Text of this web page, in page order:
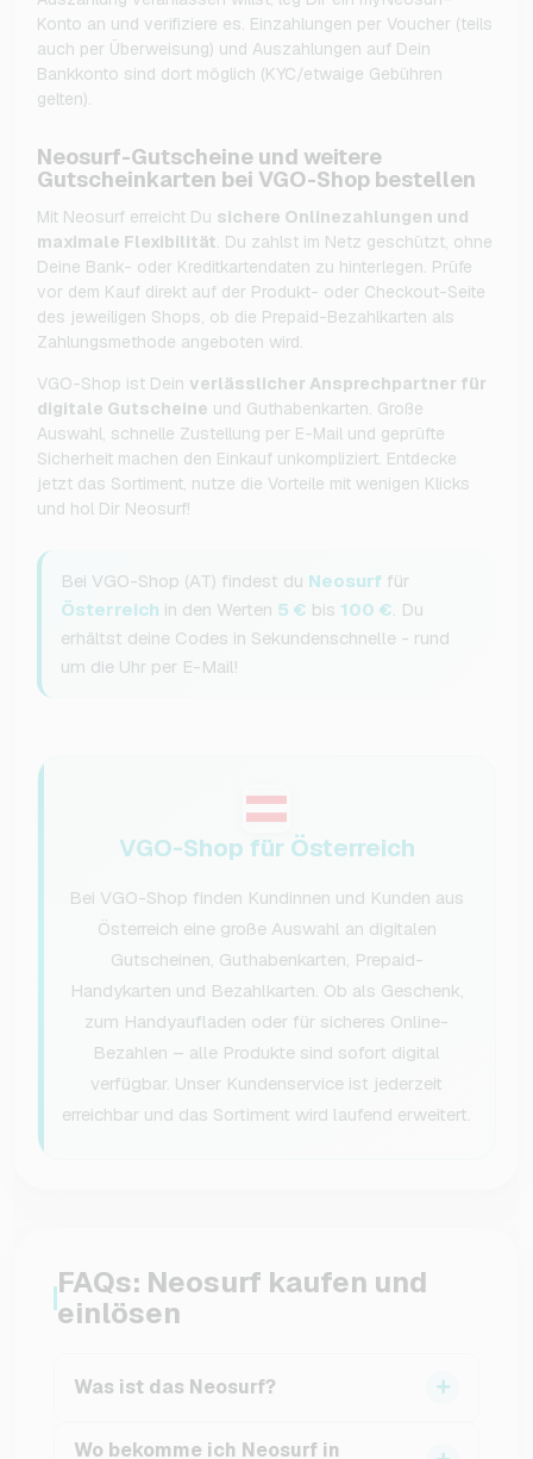
Konto an und verifiziere es. Einzahlungen per Voucher (teils
auch per Überweisung) und Auszahlungen auf Dein
Bankkonto sind dort möglich (KYC/etwaige Gebühren
gelten).
Neosurf-Gutscheine und weitere
Gutscheinkarten bei VGO-Shop bestellen
Mit Neosurf erreicht Du sichere Onlinezahlungen und
maximale Flexibilität. Du zahlst im Netz geschützt, ohne
Deine Bank- oder Kreditkartendaten zu hinterlegen. Prüfe
vor dem Kauf direkt auf der Produkt- oder Checkout-Seite
des jeweiligen Shops, ob die Prepaid-Bezahlkarten als
Zahlungsmethode angeboten wird.
VGO-Shop ist Dein verlässlicher Ansprechpartner für
digitale Gutscheine und Guthabenkarten. Große
Auswahl, schnelle Zustellung per E-Mail und geprüfte
Sicherheit machen den Einkauf unkompliziert. Entdecke
jetzt das Sortiment, nutze die Vorteile mit wenigen Klicks
und hol Dir Neosurf!
Bei VGO-Shop (AT) findest du Neosurf für
Österreich in den Werten 5 € bis 100 € . Du
erhältst deine Codes in Sekundenschnelle - rund
um die Uhr per E-Mail!
VGO-Shop für Österreich
Bei VGO-Shop finden Kundinnen und Kunden aus
Österreich eine große Auswahl an digitalen
Gutscheinen, Guthabenkarten, Prepaid-
Handykarten und Bezahlkarten. Ob als Geschenk,
zum Handyaufladen oder für sicheres Online-
Bezahlen – alle Produkte sind sofort digital
verfügbar. Unser Kundenservice ist jederzeit
erreichbar und das Sortiment wird laufend erweitert.
FAQs: Neosurf kaufen und
einlösen
Was ist das Neosurf?
Wo bekomme ich Neosurf in